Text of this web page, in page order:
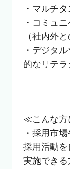
・マルチ
・コミュ
（社内外
・デジタ
的なリテラ
≪こんな方
・採用市
採用活動を
実施できる